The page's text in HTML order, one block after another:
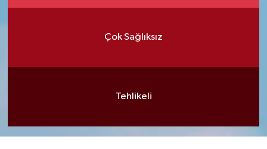
Çok Sağlıksız
Tehlikeli